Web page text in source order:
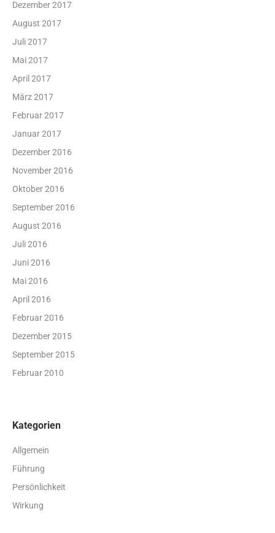
Dezember 2017
August 2017
Juli 2017
Mai 2017
April 2017
März 2017
Februar 2017
Januar 2017
Dezember 2016
November 2016
Oktober 2016
September 2016
August 2016
Juli 2016
Juni 2016
Mai 2016
April 2016
Februar 2016
Dezember 2015
September 2015
Februar 2010
Kategorien
Allgemein
Führung
Persönlichkeit
Wirkung